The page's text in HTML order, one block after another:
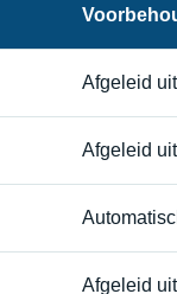
Afgeleid
Afgeleid
Afgeleid